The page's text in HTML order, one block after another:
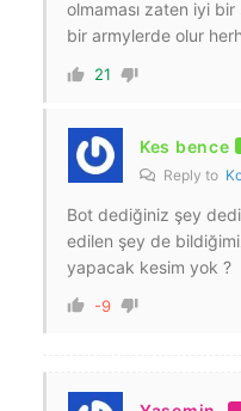
olmaması zaten iyi
bir armylerde olur
21
Kes bence
Reply to
Bot dediğiniz şey
edilen şey de
yapacak kesim yok ?
-9